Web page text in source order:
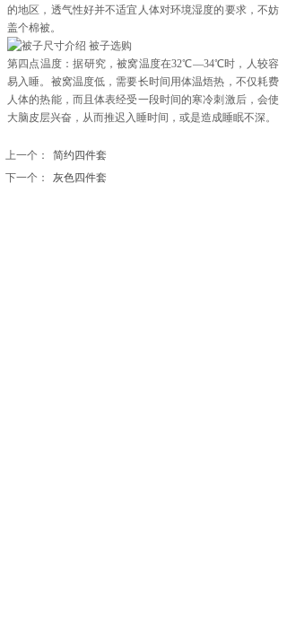
的地区，透气性好并不适宜人体对环境湿度的要求，不妨
盖个棉被。
第四点温度：据研究，被窝温度在32℃—34℃时，人较容
易入睡。被窝温度低，需要长时间用体温焐热，不仅耗费
人体的热能，而且体表经受一段时间的寒冷刺激后，会使
大脑皮层兴奋，从而推迟入睡时间，或是造成睡眠不深。
上一个：
简约四件套
下一个：
灰色四件套